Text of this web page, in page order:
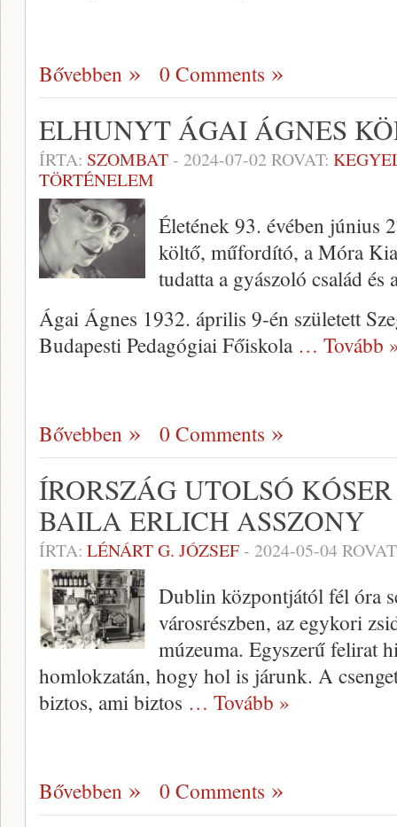
Bővebben 0 Comments
ELHUNYT ÁGAI ÁGNES
ÍRTA: SZOMBAT- 2024-07-02 ROVAT:
TÖRTÉNELEM
Életének 93. évében június
költő, műfordító, a Móra
tudatta a gyászoló család
Ágai Ágnes 1932. április 9-én született
Budapesti Pedagógiai Főiskola … Tovább
Bővebben 0 Comments
ÍRORSZÁG UTOLSÓ
BAILA ERLICH ASSZONY
ÍRTA: LÉNÁRT G. JÓZSEF- 2024-05-04
Dublin központjától fél óra
városrészben, az egykori
múzeuma. Egyszerű felirat
homlokzatán, hogy hol is járunk. A
biztos, ami biztos … Tovább »
Bővebben 0 Comments